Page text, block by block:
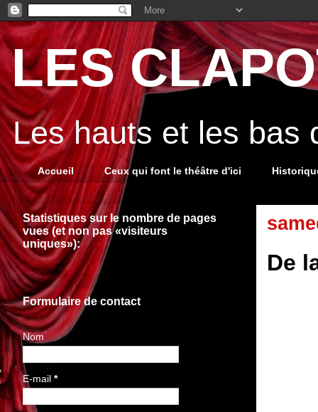
LES
Les hauts et les bas
Accueil Ceux qui font le théâtre d'ici
De
Statistiques sur le nombre de pages
vues (et non pas «visiteurs
uniques»):
Formulaire de contact
Nom
E-mail *